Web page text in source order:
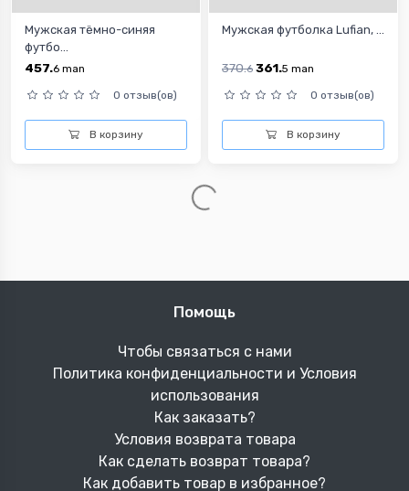
Мужская тёмно-синяя
футбо...
457.6 man
0 отзыв(ов)
В корзину
Мужская футболка Lufian, ...
370.6 361.5 man
0 отзыв(ов)
В корзину
Помощь
Чтобы связаться с нами
Политика конфиденциальности и Условия
использования
Как заказать?
Условия возврата товара
Как сделать возврат товара?
Как добавить товар в избранное?